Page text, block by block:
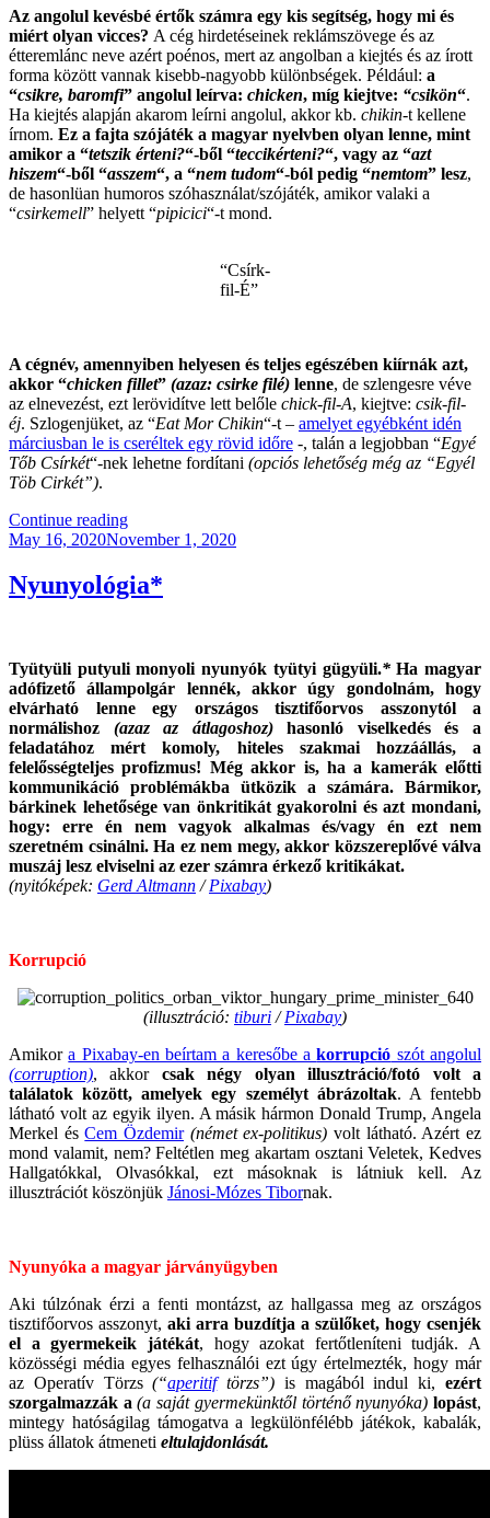
Az angolul kevésbé értők számra egy kis segítség, hogy mi és
miért olyan vicces? A cég hirdetéseinek reklámszövege és az
étteremlánc neve azért poénos, mert az angolban a kiejtés és az írott
forma között vannak kisebb-nagyobb különbségek. Például: a
“csikre, baromfi” angolul leírva: chicken, míg kiejtve: “csikön“.
Ha kiejtés alapján akarom leírni angolul, akkor kb. chikin-t kellene
írnom. Ez a fajta szójáték a magyar nyelvben olyan lenne, mint
amikor a “tetszik érteni?“-ből “teccikérteni?“, vagy az “azt
hiszem“-ből “asszem“, a “nem tudom“-ból pedig “nemtom” lesz,
de hasonlüan humoros szóhasználat/szójáték, amikor valaki a
“csirkemell” helyett “pipicici“-t mond.
“Csírk-
fil-É”
A cégnév, amennyiben helyesen és teljes egészében kiírnák azt,
akkor “chicken fillet” (azaz: csirke filé) lenne, de szlengesre véve
az elnevezést, ezt lerövidítve lett belőle chick-fil-A, kiejtve: csik-fil-
éj. Szlogenjüket, az “Eat Mor Chikin“-t – amelyet egyébként idén
márciusban le is cseréltek egy rövid időre -, talán a legjobban “Egyé
Tőb Csírkét“-nek lehetne fordítani (opciós lehetőség még az “Egyél
Töb Cirkét”).
Continue reading“Egyé
Tőb
Posted
May 16, 2020November 1, 2020
Nyunyológia*
Tyütyüli putyuli monyoli nyunyók tyütyi gügyüli.*Ha magyar
adófizető állampolgár lennék, akkor úgy gondolnám, hogy
elvárható lenne egy országos tisztifőorvos asszonytól a
normálishoz (azaz az átlagoshoz)hasonló viselkedés és a
feladatához mért komoly, hiteles szakmai hozzáállás, a
felelősségteljes profizmus! Még akkor is, ha a kamerák előtti
kommunikáció problémákba ütközik a számára. Bármikor,
bárkinek lehetősége van önkritikát gyakorolni és azt mondani,
hogy: erre én nem vagyok alkalmas és/vagy én ezt nem
szeretném csinálni. Ha ez nem megy, akkor közszereplővé válva
muszáj lesz elviselni az ezer számra érkező kritikákat.
(nyitóképek: Gerd Altmann /Pixabay)
Korrupció
(illusztráció: tiburi /Pixabay)
Amikora Pixabay-en beírtam a keresőbe akorrupció szót angolul
(corruption), akkor csak négy olyan illusztráció/fotó volt a
találatok között, amelyek egy személyt ábrázoltak. A fentebb
látható volt az egyik ilyen. A másik hármon Donald Trump, Angela
Merkel ésCem Özdemir (német ex-politikus) volt látható. Azért ez
mond valamit, nem? Feltétlen meg akartam osztani Veletek, Kedves
Hallgatókkal, Olvasókkal, ezt másoknak is látniuk kell. Az
illusztrációt köszönjük Jánosi-Mózes Tibornak.
Nyunyóka a magyar járványügyben
Aki túlzónak érzi a fenti montázst, az hallgassa meg az országos
tisztifőorvos asszonyt, aki arra buzdítja a szülőket, hogy csenjék
el a gyermekeik játékát, hogy azokat fertőtleníteni tudják. A
közösségi média egyes felhasználói ezt úgy értelmezték, hogy már
az Operatív Törzs(“aperitiftörzs”) is magából indul ki,ezért
szorgalmazzák a (a saját gyermekünktől történő nyunyóka) lopást,
mintegy hatóságilag támogatva a legkülönfélébb játékok, kabalák,
plüss állatok átmeneti eltulajdonlását.